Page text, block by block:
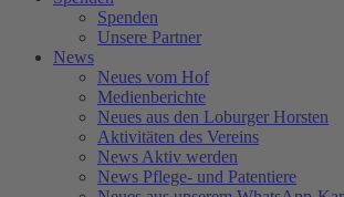
Spenden
Unsere Partner
News
Neues vom Hof
Medienberichte
Neues aus den Loburger Horsten
Aktivitäten des Vereins
News Aktiv werden
News Pflege- und Patentiere